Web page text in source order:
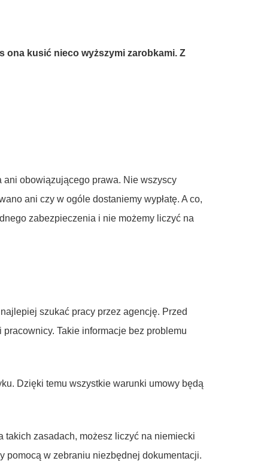
ona kusić nieco wyższymi zarobkami. Z
ani obowiązującego prawa. Nie wszyscy
ani czy w ogóle dostaniemy wypłatę. A co,
zabezpieczenia i nie możemy liczyć na
szukać pracy przez agencję. Przed
Takie informacje bez problemu
Dzięki temu wszystkie warunki umowy będą
takich zasadach, możesz liczyć na niemiecki
pomocą w zebraniu niezbędnej dokumentacji.